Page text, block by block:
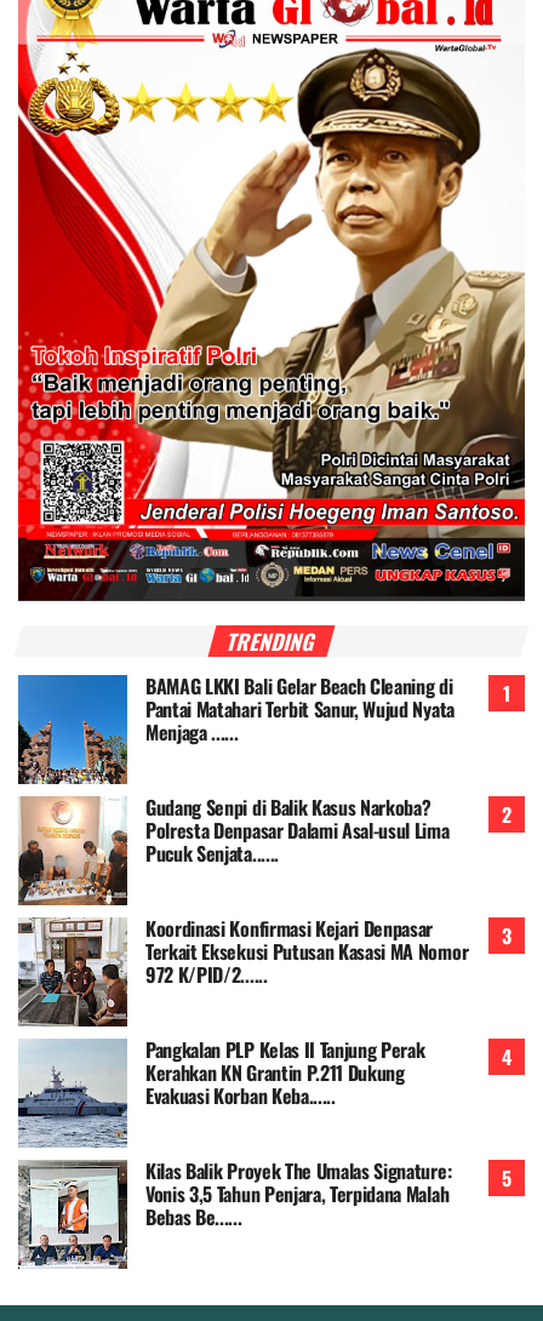
TRENDING
BAMAG LKKI Bali Gelar Beach Cleaning di
Pantai Matahari Terbit Sanur, Wujud Nyata
Menjaga ......
Gudang Senpi di Balik Kasus Narkoba?
Polresta Denpasar Dalami Asal-usul Lima
Pucuk Senjata......
Koordinasi Konfirmasi Kejari Denpasar
Terkait Eksekusi Putusan Kasasi MA Nomor
972 K/PID/2......
Pangkalan PLP Kelas II Tanjung Perak
Kerahkan KN Grantin P.211 Dukung
Evakuasi Korban Keba......
Kilas Balik Proyek The Umalas Signature:
Vonis 3,5 Tahun Penjara, Terpidana Malah
Bebas Be......